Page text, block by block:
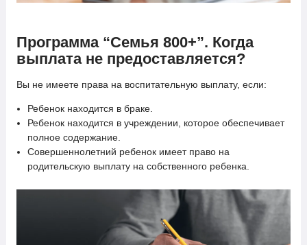
Программа “Семья 800+”. Когда
выплата не предоставляется?
Вы не имеете права на воспитательную выплату, если:
Ребенок находится в браке.
Ребенок находится в учреждении, которое обеспечивает
полное содержание.
Совершеннолетний ребенок имеет право на
родительскую выплату на собственного ребенка.